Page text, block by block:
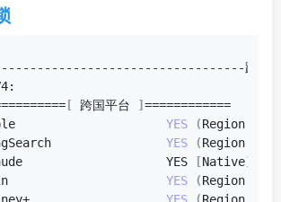
跨国
[ 跨国平台 ] ============
YES (Region: USA
YES (Region: US
YES
[Native]
YES (Region: US